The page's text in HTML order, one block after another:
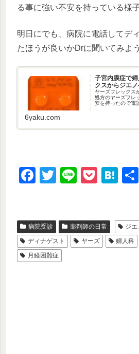
る事に強い不安を持っている様子
明日にでも、病院に電話してデ
たほうが良いかDrに聞いてみよ
子宮内膜症で
クスからジエノ
ヤーズフレックス
処方のヤーズフレ
安を持ったので電
と診療費が発生
の事だったので
6yaku.com
F
e
b
o
T
er
Li
P
et
H
n
a
病院受診 薬剤師の日常
ジエ
ディナゲスト
ヤーズ 婦人科
月経困難症